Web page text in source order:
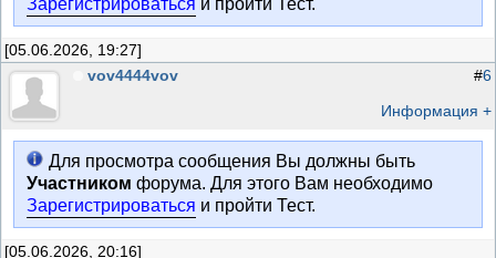
Зарегистрироваться и пройти Тест.
[05.06.2026, 19:27]
vov4444vov
#6
Информация +
Для просмотра сообщения Вы должны быть
Участником форума. Для этого Вам необходимо
Зарегистрироваться и пройти Тест.
[05.06.2026, 20:16]